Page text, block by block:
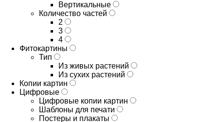
Вертикальные
Количество частей
2
3
4
Фитокартины
Тип
Из живых растений
Из сухих растений
Копии картин
Цифровые
Цифровые копии картин
Шаблоны для печати
Постеры и плакаты